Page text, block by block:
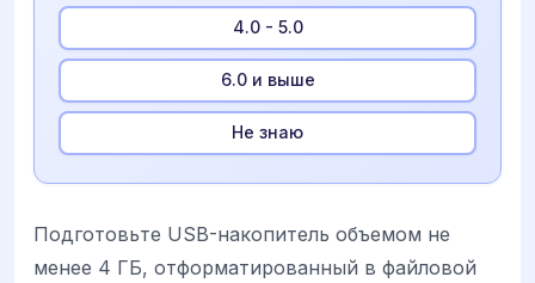
4.0 - 5.0
6.0 и выше
Не знаю
Подготовьте USB-накопитель объемом не
менее 4 ГБ, отформатированный в файловой